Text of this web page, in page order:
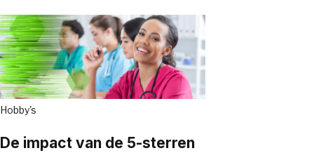
Hobby's
De impact van de 5-sterren